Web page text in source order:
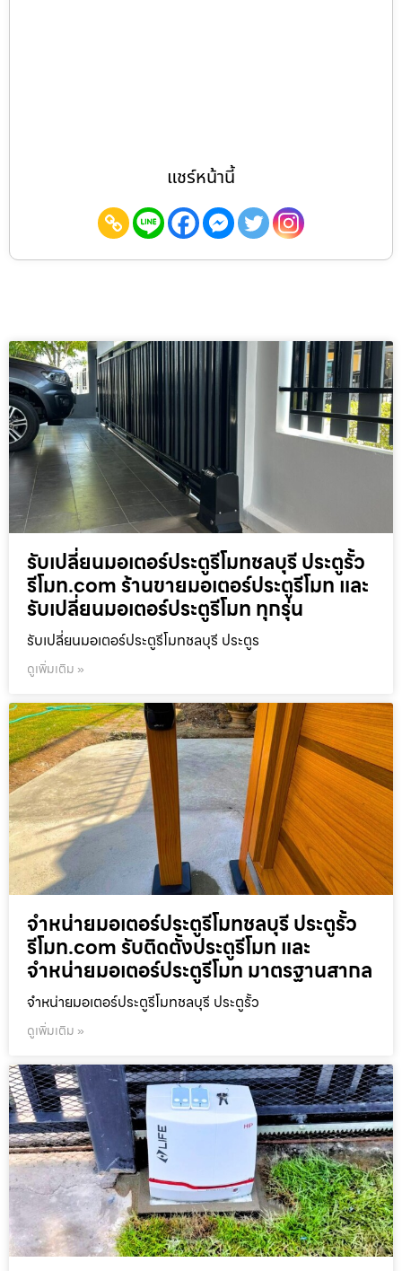
แชร์หน้านี้
รับเปลี่ยนมอเตอร์ประตูรีโมทชลบุรี ประตูรั้ว
รีโมท.com ร้านขายมอเตอร์ประตูรีโมท และ
รับเปลี่ยนมอเตอร์ประตูรีโมท ทุกรุ่น
รับเปลี่ยนมอเตอร์ประตูรีโมทชลบุรี ประตูร
ดูเพิ่มเติม »
จำหน่ายมอเตอร์ประตูรีโมทชลบุรี ประตูรั้ว
รีโมท.com รับติดตั้งประตูรีโมท และ
จำหน่ายมอเตอร์ประตูรีโมท มาตรฐานสากล
จำหน่ายมอเตอร์ประตูรีโมทชลบุรี ประตูรั้ว
ดูเพิ่มเติม »